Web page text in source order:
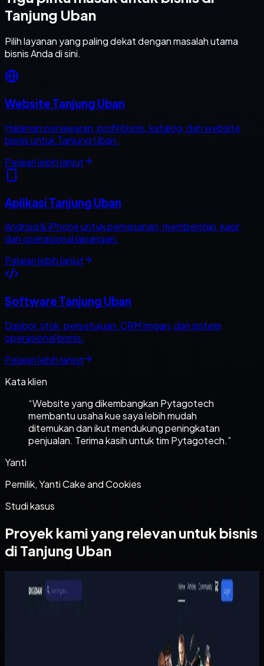
Tanjung Uban
Pilih layanan yang paling dekat dengan masalah utama
bisnis Anda di sini.
Website Tanjung Uban
Halaman penawaran, profil bisnis, katalog, dan website
bisnis untuk Tanjung Uban.
Pelajari lebih lanjut
Aplikasi Tanjung Uban
Android & iPhone untuk pemesanan, membership, kasir,
dan operasional lapangan.
Pelajari lebih lanjut
Software Tanjung Uban
Dasbor, stok, persetujuan, CRM ringan, dan sistem
operasional bisnis.
Pelajari lebih lanjut
Kata klien
“Website yang dikembangkan Pytagotech
membantu usaha kue saya lebih mudah
ditemukan dan ikut mendukung peningkatan
penjualan. Terima kasih untuk tim Pytagotech.”
Yanti
Pemilik, Yanti Cake and Cookies
Studi kasus
Proyek kami yang relevan untuk bisnis
di Tanjung Uban
Website
Digidaw Gameshop